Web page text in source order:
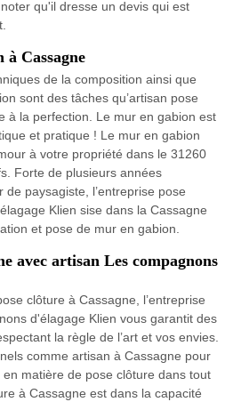
qu'il dresse un devis qui est
à Cassagne
de la composition ainsi que
sont des tâches qu’artisan pose
à la perfection. Le mur en gabion est
et pratique ! Le mur en gabion
à votre propriété dans le 31260
Forte de plusieurs années
de paysagiste, l’entreprise pose
Klien sise dans la Cassagne
et pose de mur en gabion.
avec artisan Les compagnons
clôture à Cassagne, l’entreprise
d'élagage Klien vous garantit des
la règle de l’art et vos envies.
comme artisan à Cassagne pour
matière de pose clôture dans tout
à Cassagne est dans la capacité